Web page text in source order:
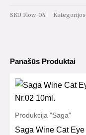
Gel
SKU Flow-04 Kategorijos
Panašūs Produktai
Produkcija "Saga"
Saga Wine Cat Eye